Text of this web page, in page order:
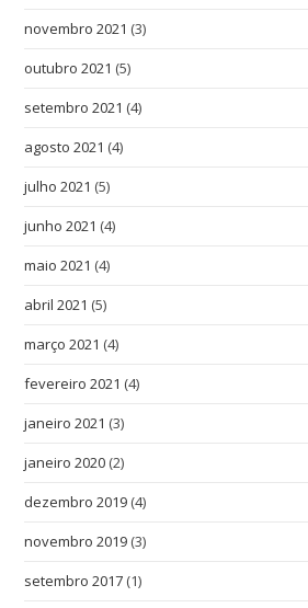
novembro 2021 (3)
outubro 2021 (5)
setembro 2021 (4)
agosto 2021 (4)
julho 2021 (5)
junho 2021 (4)
maio 2021 (4)
abril 2021 (5)
março 2021 (4)
fevereiro 2021 (4)
janeiro 2021 (3)
janeiro 2020 (2)
dezembro 2019 (4)
novembro 2019 (3)
setembro 2017 (1)